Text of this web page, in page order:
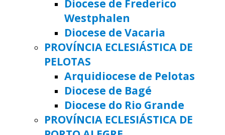
Diocese de Frederico
Westphalen
Diocese de Vacaria
PROVÍNCIA ECLESIÁSTICA DE
PELOTAS
Arquidiocese de Pelotas
Diocese de Bagé
Diocese do Rio Grande
PROVÍNCIA ECLESIÁSTICA DE